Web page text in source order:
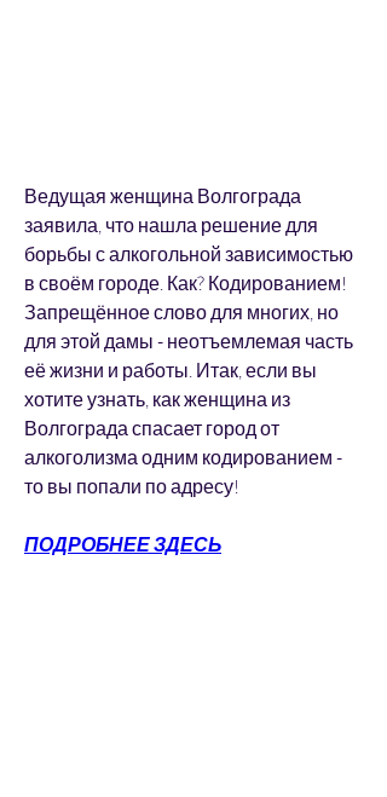
Ведущая женщина Волгограда
заявила, что нашла решение для
борьбы с алкогольной зависимостью
в своём городе. Как? Кодированием!
Запрещённое слово для многих, но
для этой дамы - неотъемлемая часть
её жизни и работы. Итак, если вы
хотите узнать, как женщина из
Волгограда спасает город от
алкоголизма одним кодированием -
то вы попали по адресу!
ПОДРОБНЕЕ ЗДЕСЬ